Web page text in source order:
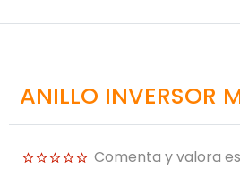
ANILLO INVERSOR
Comenta y valora